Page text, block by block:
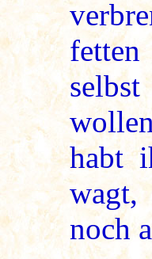
habt
wagt,
noch